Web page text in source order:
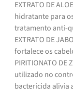
EXTRATO DE
hidratante para
tratamento anti-
EXTRATO DE
fortalece os
PIRITIONATO
utilizado no
bactericida alivia